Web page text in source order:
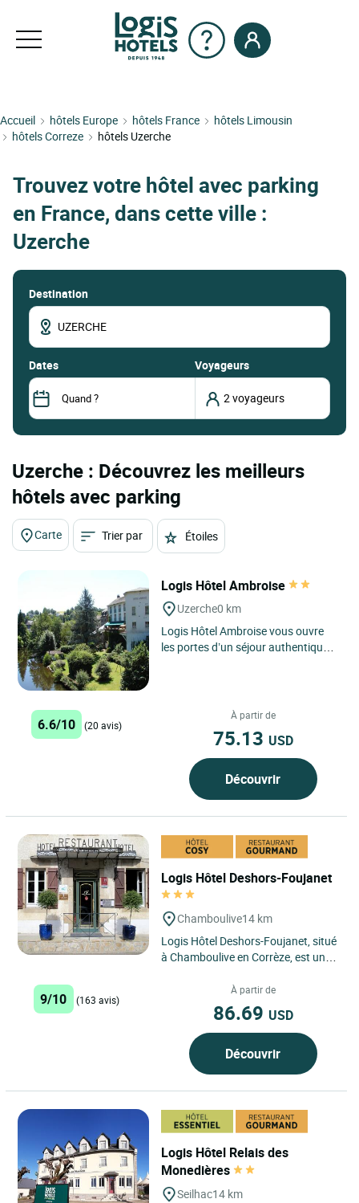
Accueil hôtels Europe hôtels France
hôtels Limousin
hôtels Correze
hôtels Uzerche
Trouvez votre hôtel avec parking
en France, dans cette ville :
Uzerche
Destination
dates Voyageurs
Uzerche : Découvrez les meilleurs
hôtels avec parking
Carte Trier par Étoiles
Logis Hôtel Ambroise
Uzerche0 km
Logis Hôtel Ambroise vous ouvre
les portes d’un séjour authentique
6.6/10 (20 avis)
À partir de
75.13 USD
Découvrir
Logis Hôtel Deshors-Foujanet
Chamboulive14 km
Logis Hôtel Deshors-Foujanet, situé
à Chamboulive en Corrèze, est un
traverser les générations,...
9/10 (163 avis)
À partir de
86.69 USD
Découvrir
Logis Hôtel Relais des
Monedières
Seilhac14 km